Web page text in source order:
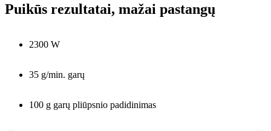
Puikūs rezultatai, mažai pastangų
2300 W
35 g/min. garų
100 g garų pliūpsnio padidinimas